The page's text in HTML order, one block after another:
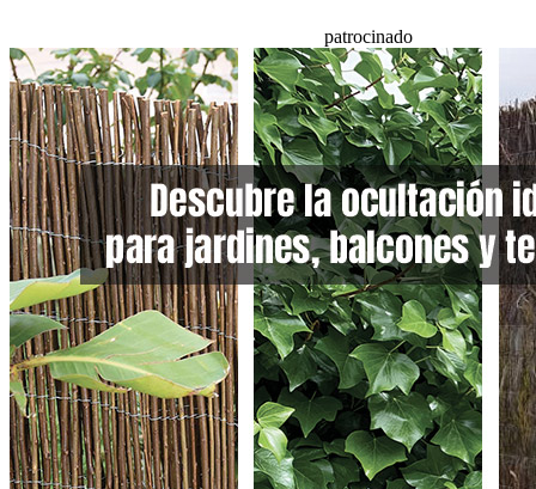
patrocinado